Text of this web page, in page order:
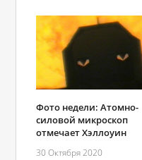
Фото недели: Атомно-
силовой микроскоп
отмечает Хэллоуин
30 Октября 2020